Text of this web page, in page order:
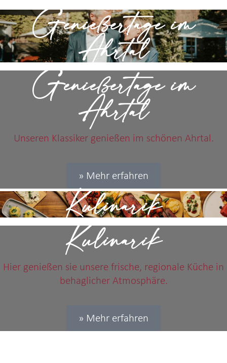
Genießertage im
Ahrtal
Genießertage im
Ahrtal
Unseren Klassiker genießen im schönen Ahrtal.
» Mehr erfahren
Kulinarik
Kulinarik
Hier genießen sie unsere frische, regionale Küche in
behaglicher Atmosphäre.
» Mehr erfahren